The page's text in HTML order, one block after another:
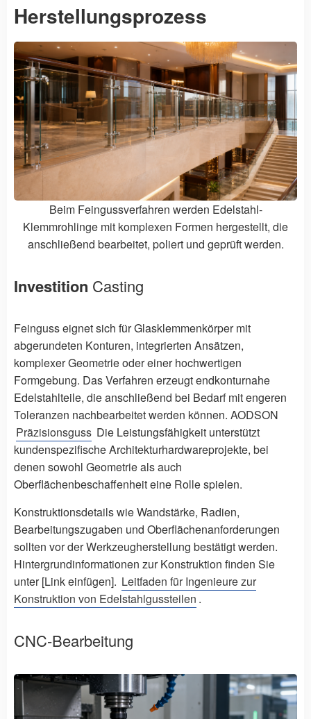
Herstellungsprozess
Beim Feingussverfahren werden Edelstahl-
Klemmrohlinge mit komplexen Formen hergestellt, die
anschließend bearbeitet, poliert und geprüft werden.
Investition Casting
Feinguss eignet sich für Glasklemmenkörper mit
abgerundeten Konturen, integrierten Ansätzen,
komplexer Geometrie oder einer hochwertigen
Formgebung. Das Verfahren erzeugt endkonturnahe
Edelstahlteile, die anschließend bei Bedarf mit engeren
Toleranzen nachbearbeitet werden können. AODSON
Präzisionsguss Die Leistungsfähigkeit unterstützt
kundenspezifische Architekturhardwareprojekte, bei
denen sowohl Geometrie als auch
Oberflächenbeschaffenheit eine Rolle spielen.
Konstruktionsdetails wie Wandstärke, Radien,
Bearbeitungszugaben und Oberflächenanforderungen
sollten vor der Werkzeugherstellung bestätigt werden.
Hintergrundinformationen zur Konstruktion finden Sie
unter [Link einfügen]. Leitfaden für Ingenieure zur
Konstruktion von Edelstahlgussteilen .
CNC-Bearbeitung